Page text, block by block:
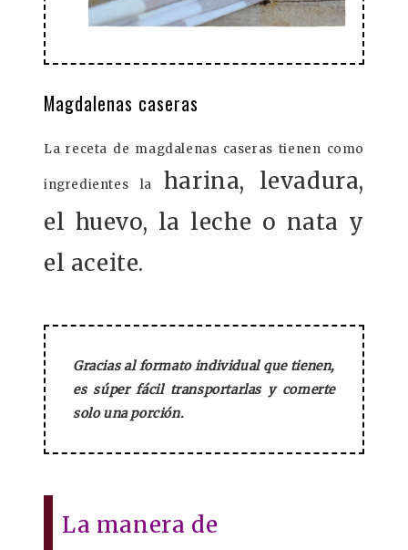
Magdalenas caseras
La receta de magdalenas caseras tienen como
ingredientes la harina, levadura,
el huevo, la leche o nata y
el aceite.
Gracias al formato individual que tienen,
es súper fácil transportarlas y comerte
solo una porción.
La manera de